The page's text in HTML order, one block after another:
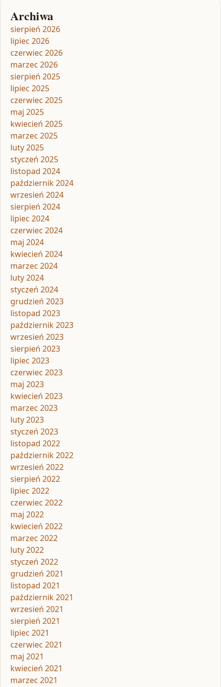
Archiwa
sierpień 2026
lipiec 2026
czerwiec 2026
marzec 2026
sierpień 2025
lipiec 2025
czerwiec 2025
maj 2025
kwiecień 2025
marzec 2025
luty 2025
styczeń 2025
listopad 2024
październik 2024
wrzesień 2024
sierpień 2024
lipiec 2024
czerwiec 2024
maj 2024
kwiecień 2024
marzec 2024
luty 2024
styczeń 2024
grudzień 2023
listopad 2023
październik 2023
wrzesień 2023
sierpień 2023
lipiec 2023
czerwiec 2023
maj 2023
kwiecień 2023
marzec 2023
luty 2023
styczeń 2023
listopad 2022
październik 2022
wrzesień 2022
sierpień 2022
lipiec 2022
czerwiec 2022
maj 2022
kwiecień 2022
marzec 2022
luty 2022
styczeń 2022
grudzień 2021
listopad 2021
październik 2021
wrzesień 2021
sierpień 2021
lipiec 2021
czerwiec 2021
maj 2021
kwiecień 2021
marzec 2021